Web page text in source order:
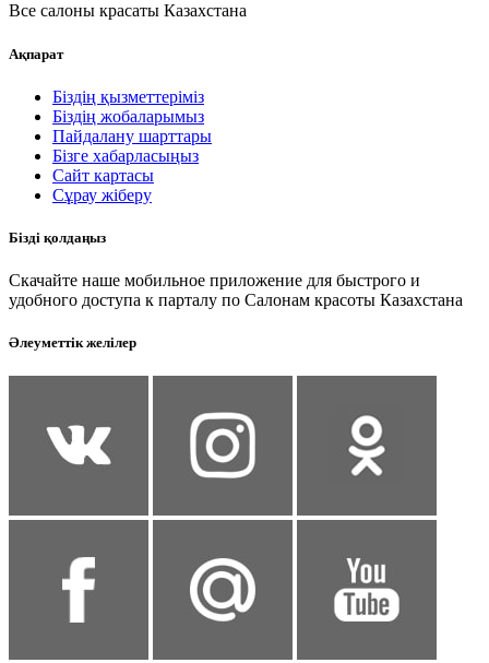
Все салоны красаты Казахстана
Ақпарат
Біздің қызметтеріміз
Біздің жобаларымыз
Пайдалану шарттары
Бізге хабарласыңыз
Сайт картасы
Сұрау жіберу
Бізді қолдаңыз
Скачайте наше мобильное приложение для быстрого и
удобного доступа к парталу по Салонам красоты Казахстана
Әлеуметтік желілер